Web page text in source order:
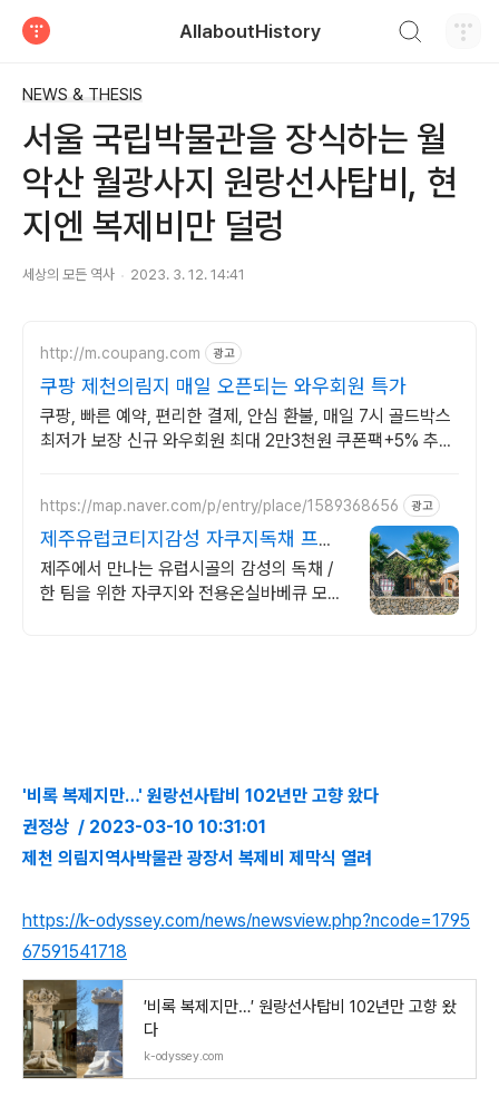
AllaboutHistory
NEWS & THESIS
서울 국립박물관을 장식하는 월
악산 월광사지 원랑선사탑비, 현
지엔 복제비만 덜렁
세상의 모든 역사 2023. 3. 12. 14:41
http://m.coupang.com 광고
쿠팡 제천의림지 매일 오픈되는 와우회원 특가
쿠팡, 빠른 예약, 편리한 결제, 안심 환불, 매일 7시 골드박스
최저가 보장 신규 와우회원 최대 2만3천원 쿠폰팩+5% 추가
https://map.naver.com/p/entry/place/1589368656 광고
제주유럽코티지감성 자쿠지독채 프라
이빗 제주여행, 유럽감성
제주에서 만나는 유럽시골의 감성의 독채 /
한 팀을 위한 자쿠지와 전용온실바베큐 모두
'비록 복제지만…' 원랑선사탑비 102년만 고향 왔다
권정상 / 2023-03-10 10:31:01
제천 의림지역사박물관 광장서 복제비 제막식 열려
https://k-odyssey.com/news/newsview.php?ncode=1795
67591541718
′비록 복제지만…′ 원랑선사탑비 102년만 고향 왔
다
k-odyssey.com